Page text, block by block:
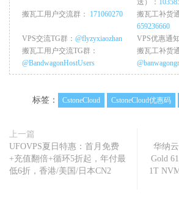
搬瓦工用户交流群： 171060270
搬瓦工补货
659236660
VPS交流TG群： @flyzyxiaozhan VPS优惠通
搬瓦工用户交流TG群：
@BandwagonHostUsers
搬瓦工补货
标签： CstoneCloud CstoneCloud优惠码
上一篇
UFOVPS夏日特惠：首月免费
+充值翻倍+循环5折起，年付最
低6折，香港/美国/日本CN2
华纳
Gold
1T